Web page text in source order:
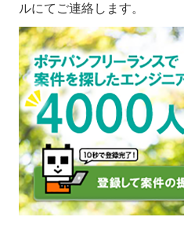
ルにてご連絡します。